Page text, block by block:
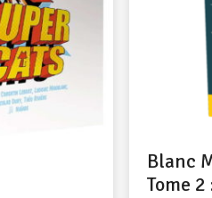
Blanc
Tome